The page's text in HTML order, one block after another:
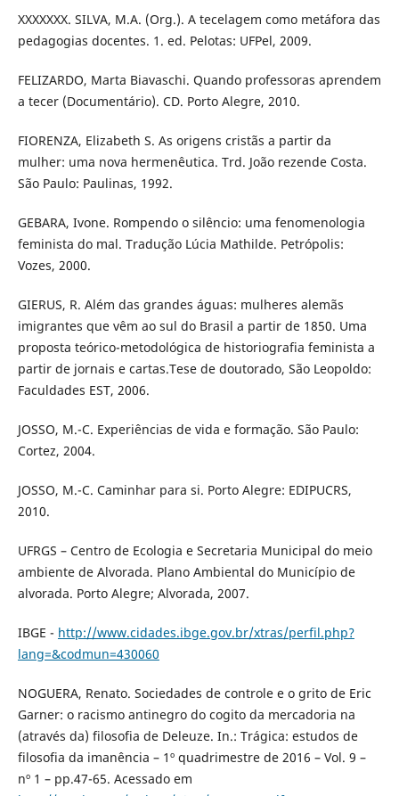
XXXXXXX. SILVA, M.A. (Org.). A tecelagem como metáfora das
pedagogias docentes. 1. ed. Pelotas: UFPel, 2009.
FELIZARDO, Marta Biavaschi. Quando professoras aprendem
a tecer (Documentário). CD. Porto Alegre, 2010.
FIORENZA, Elizabeth S. As origens cristãs a partir da
mulher: uma nova hermenêutica. Trd. João rezende Costa.
São Paulo: Paulinas, 1992.
GEBARA, Ivone. Rompendo o silêncio: uma fenomenologia
feminista do mal. Tradução Lúcia Mathilde. Petrópolis:
Vozes, 2000.
GIERUS, R. Além das grandes águas: mulheres alemãs
imigrantes que vêm ao sul do Brasil a partir de 1850. Uma
proposta teórico-metodológica de historiografia feminista a
partir de jornais e cartas.Tese de doutorado, São Leopoldo:
Faculdades EST, 2006.
JOSSO, M.-C. Experiências de vida e formação. São Paulo:
Cortez, 2004.
JOSSO, M.-C. Caminhar para si. Porto Alegre: EDIPUCRS,
2010.
UFRGS – Centro de Ecologia e Secretaria Municipal do meio
ambiente de Alvorada. Plano Ambiental do Município de
alvorada. Porto Alegre; Alvorada, 2007.
IBGE - http://www.cidades.ibge.gov.br/xtras/perfil.php?
lang=&codmun=430060
NOGUERA, Renato. Sociedades de controle e o grito de Eric
Garner: o racismo antinegro do cogito da mercadoria na
(através da) filosofia de Deleuze. In.: Trágica: estudos de
filosofia da imanência – 1º quadrimestre de 2016 – Vol. 9 –
nº 1 – pp.47-65. Acessado em